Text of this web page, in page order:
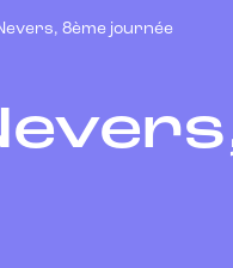
Nevers, 8ème journée